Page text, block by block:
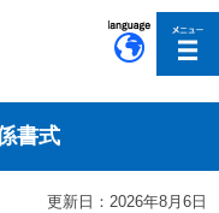
書式
更新日：2026年8月6日